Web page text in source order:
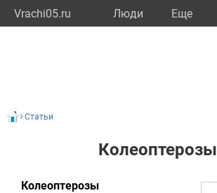
Vrachi05.ru Люди Eще
Статьи
Колеоптерозы
Колеоптерозы